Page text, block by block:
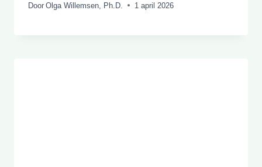
Door Olga Willemsen, Ph.D. 1 april 2026